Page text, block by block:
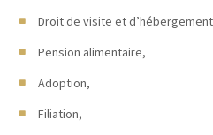
Droit de visite et
Pension alimentaire,
Adoption,
Filiation,